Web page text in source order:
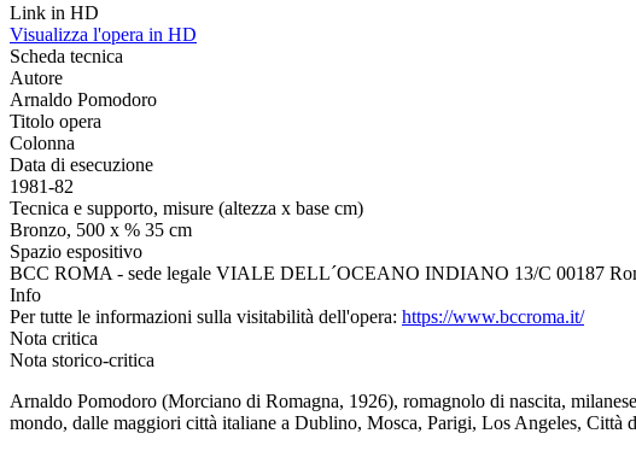
Link in HD
Visualizza l'opera in HD
Scheda tecnica
Autore
Arnaldo Pomodoro
Titolo opera
Colonna
Data di esecuzione
1981-82
Tecnica e supporto, misure (altezza x base cm)
Bronzo, 500 x % 35 cm
Spazio espositivo
BCC ROMA - sede legale VIALE DELL´OCEANO INDIANO 13/C 00187
Info
Per tutte le informazioni sulla visitabilità dell'opera: https://www.bccroma.it/
Nota critica
Nota storico-critica
Arnaldo Pomodoro (Morciano di Romagna, 1926), romagnolo di nascita,
mondo, dalle maggiori città italiane a Dublino, Mosca, Parigi, Los Angeles, Città